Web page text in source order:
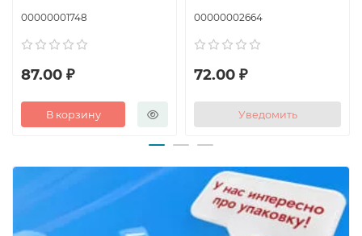
00000001748
87.00 ₽
В корзину
00000002664
72.00 ₽
Уведомить